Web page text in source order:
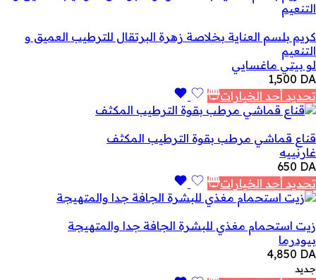
كريم بلسم العناية بخلاصة زهرة البرتقال للترطيب العميق و
التنعيم
لو بيتي ماغسايي
1,500 DA
تحديد أحد الخيارات
قناع قماشي مرطب بقوة الترطيب المكثف
غارنييه
650 DA
تحديد أحد الخيارات
زيت استحمام مغذي للبشرة الجافة جدا والمتهيجة
بيودرما
4,850 DA
جديد